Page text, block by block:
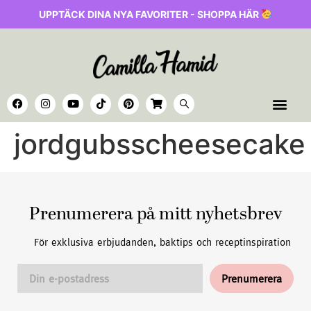
UPPTÄCK DINA NYA FAVORITER - SHOPPA HÄR
jordgubsscheesecake
Prenumerera på mitt nyhetsbrev
För exklusiva erbjudanden, baktips och receptinspiration